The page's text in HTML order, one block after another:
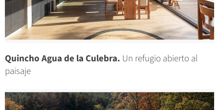
Quincho Agua de la Culebra. Un refugio abierto al
paisaje